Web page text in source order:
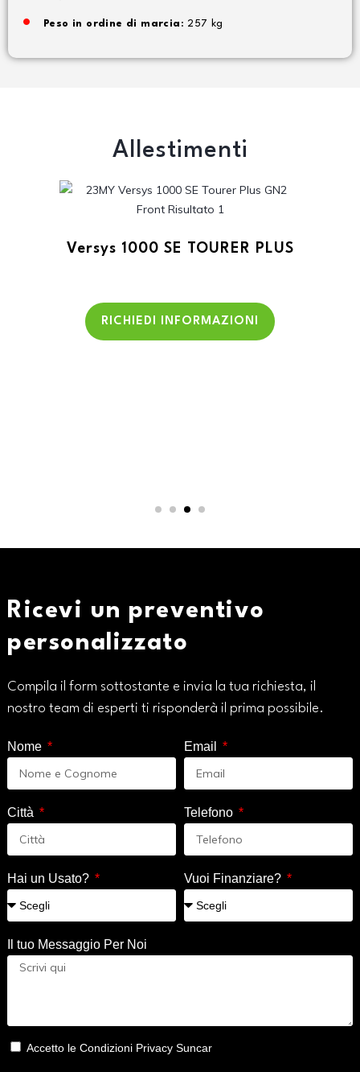
Peso in ordine di marcia : 257 kg
Allestimenti
Versys 1000 SE TOURER PLUS
RICHIEDI INFORMAZIONI
Ricevi un preventivo
personalizzato
Compila il form sottostante e invia la tua richiesta, il
nostro team di esperti ti risponderà il prima possibile.
Nome Email
Città Telefono
Hai un Usato? Vuoi Finanziare?
Il tuo Messaggio Per Noi
Accetto le Condizioni Privacy Suncar